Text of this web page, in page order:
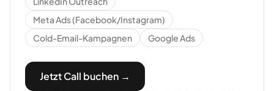
Meta Ads (Facebook/Instagram)
Cold-Email-Kampagnen
Google Ads
Jetzt Call buchen →